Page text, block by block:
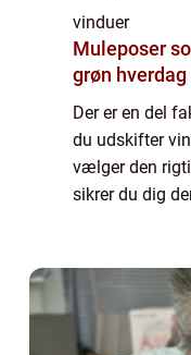
vinduer
Muleposer
grøn hverdag
Der er en del
du udskifter
vælger den
sikrer du dig